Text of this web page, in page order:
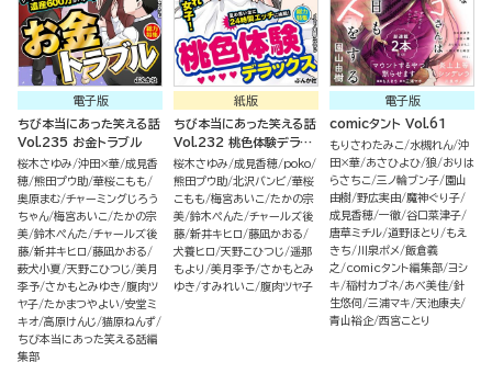
電子版
ちび本当にあった笑える話
Vol.235 お金トラブル
桜木さゆみ 沖田×華 成見香
穂 熊田プウ助 華桜こもも
奥原まむ チャーミングじろう
ちゃん 梅宮あいこ たかの宗
美 鈴木ぺんた チャールズ後
藤 新井キヒロ 藤凪かおる
薮犬小夏 天野こひつじ 美月
李予 さかもとみゆき
腹肉ツ
ヤ子 たかまつやよい 安堂ミ
キオ 高原けんじ 猫原ねんず
ちび本当にあった笑える話編
集部
紙版
ちび本当にあった笑える話
Vol.232 桃色体験デラッ
クス
桜木さゆみ 成見香穂 poko
熊田プウ助 北沢バンビ 華桜
こもも 梅宮あいこ たかの宗
美 鈴木ぺんた チャールズ後
藤 新井キヒロ 藤凪かおる
犬養ヒロ 天野こひつじ 遥那
もより
美月李予 さかもとみ
ゆき すみれいこ 腹肉ツヤ子
電子版
comicタント Vol.61
もりさわたみこ 水槻れん 沖
田×華 あさひよひ 狼 おりは
らさちこ 三ノ輪ブン子 園山
由樹 野広実由 魔神ぐり子
成見香穂 一徹 谷口菜津子
唐草ミチル 道野ほとり
もえ
きち
川泉ポメ 飯倉義
之
comicタント編集部 ヨシ
キ 稲村カブネ あべ美佳 針
生悠伺 三浦マキ 天池康夫
青山裕企 西宮ことり